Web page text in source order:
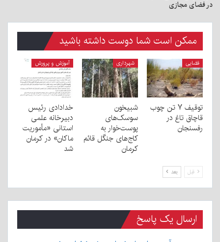
در فضای مجازی
ممکن است شما دوست داشته باشید
قضایی
توقیف ۷ تن چوب
قاچاق تاغ در
رفسنجان
شهرداری
شبیخون
سوسک‌های
پوست‌خوار به
کاج‌های جنگل قائم
کرمان
آموزش و پرورش
خدادادی رئیس
دبیرخانه علمی
استانی «مأموریت
ماکان» در کرمان
شد
قبل بعد
ارسال یک پاسخ